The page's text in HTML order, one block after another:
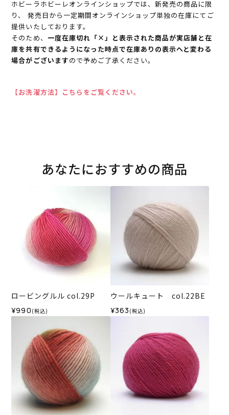
ホビーラホビーレオンラインショップでは、新発売の商品に限
り、 発売日から一定期間オンラインショップ単独の在庫にてご
提供いたしております。
そのため、 一度在庫切れ「×」と表示された商品が実店舗と在
庫を共有できるようになった時点で在庫ありの表示へと変わる
場合がございますので予めご了承ください。
【お洗濯方法】こちらをご覧ください。
あなたにおすすめの商品
ロービングルル col.29P
¥990 (税込)
ウールキュート col.22BE
¥363 (税込)